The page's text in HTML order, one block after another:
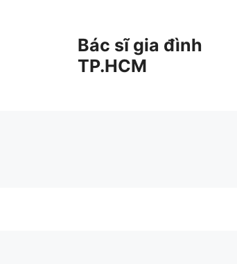
Bác sĩ gia đình
TP.HCM